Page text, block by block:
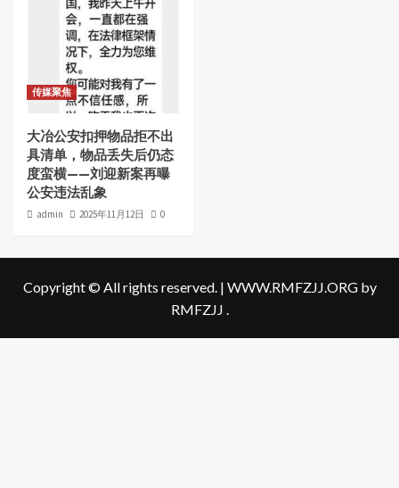
传媒聚焦
大冶公安扣押物品拒不出
具清单，物品丢失后仍态
度蛮横——刘迎新案再曝
公安违法乱象
admin 2025年11月12日 0
Copyright © All rights reserved. | WWW.RMFZJJ.ORGby
RMFZJJ .